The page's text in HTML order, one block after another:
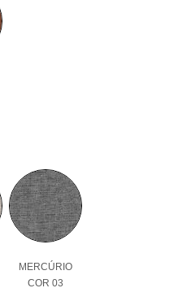
MERCÚRIO
COR 03